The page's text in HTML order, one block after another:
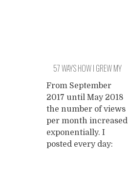
57 WAYS HOW I GREW MY
BLOG EXPONENTIALLY AND
YOU WON’T BELIEVE WHAT
HAPPENS NEXT
From September
2017 until May 2018
the number of views
per month increased
exponentially. I
posted every day: